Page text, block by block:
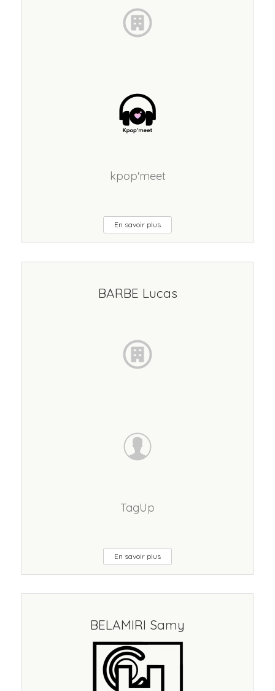
kpop'meet
En savoir plus
BARBE Lucas
TagUp
En savoir plus
BELAMIRI Samy